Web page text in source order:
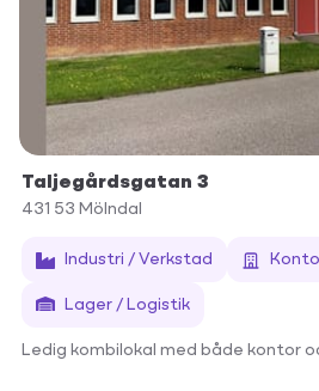
Taljegårdsgatan 3
431 53 Mölndal
Industri / Verkstad
Lager / Logistik
Ledig kombilokal med både kontor